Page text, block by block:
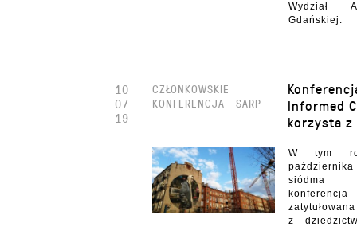
Wydział
Gdańskiej.
Informed
korzysta z
CZŁONKOWSKIE
KONFERENCJA
SARP
W tym
siódma
z
10
07
19